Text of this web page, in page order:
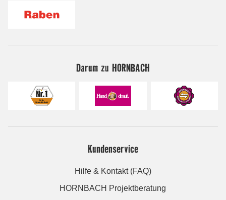
Darum zu HORNBACH
Kundenservice
Hilfe & Kontakt (FAQ)
HORNBACH Projektberatung